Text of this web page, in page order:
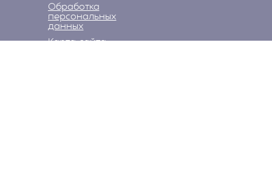
Обработка
персональных
данных
Карта сайта